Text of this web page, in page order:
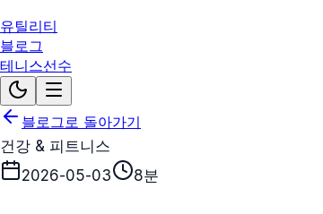
유틸리티
블로그
테니스선수
블로그로 돌아가기
건강 & 피트니스
2026-05-03
8분